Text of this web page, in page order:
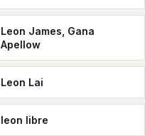
Leon James, Gana
Apellow
Leon Lai
leon libre